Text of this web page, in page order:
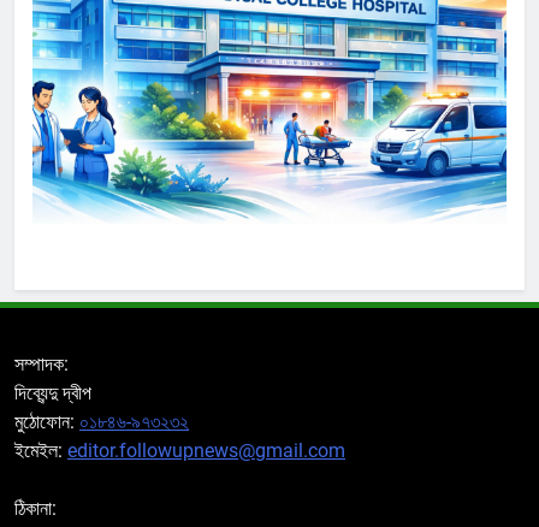
সম্পাদক:
দিব্যেন্দু দ্বীপ
মুঠোফোন: ০১৮৪৬-৯৭৩২৩২
ইমেইল: editor.followupnews@gmail.com
ঠিকানা: